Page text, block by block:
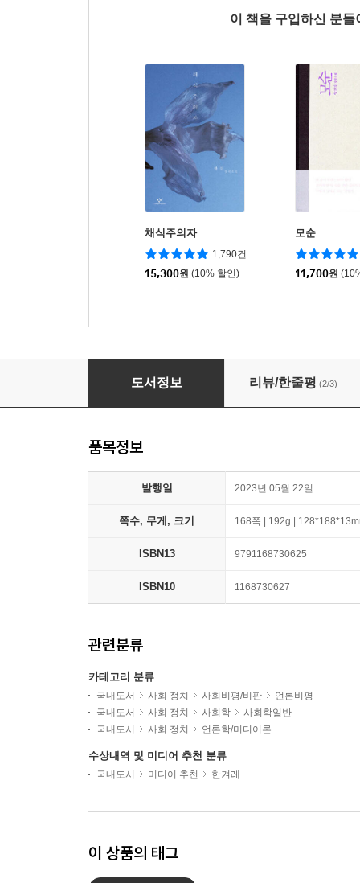
이 책을 구입하신 분
채식주의자
1,790건
15,300원 (10% 할인)
모순
11,700원
저널리즘 선언
도서정보 리뷰/한줄평 (2/3)
품목정보
발행일 2023년 05월 22일
쪽수, 무게, 크기 168쪽 | 192g |
ISBN13 9791168730625
ISBN10 1168730627
관련분류
카테고리 분류
국내도서 사회 정치 사회비평/비판
언론비평
국내도서
사회 정치 사회학
사회학일반
국내도서
사회 정치 언론학/미디어론
수상내역 및 미디어 추천 분류
국내도서 미디어 추천 한겨레
이 상품의 태그